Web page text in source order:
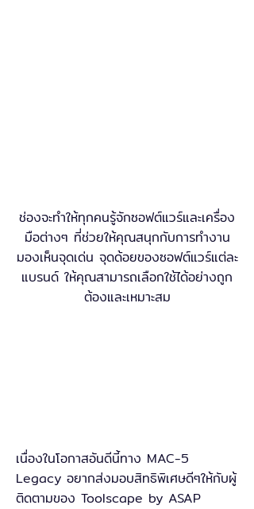
ช่องจะทำให้ทุกคนรู้จักซอฟต์แวร์และเครื่อง
มือต่างๆ ที่ช่วยให้คุณสนุกกับการทำงาน
มองเห็นจุดเด่น จุดด้อยของซอฟต์แวร์แต่ละ
แบรนด์ ให้คุณสามารถเลือกใช้ได้อย่างถูก
ต้องและเหมาะสม
เนื่องในโอกาสอันดีนี้ทาง MAC-5
Legacy อยากส่งมอบสิทธิพิเศษดีๆให้กับผู้
ติดตามของ Toolscape by ASAP